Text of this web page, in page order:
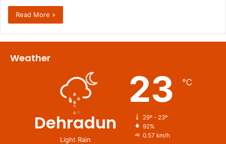
Read More »
Weather
Dehradun
Light Rain
23 ℃
29º - 23º
92%
0.57 km/h